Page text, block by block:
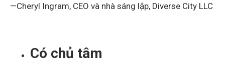
—Cheryl Ingram, CEO và nhà sáng lập, Diverse City LLC
Có chủ tâm